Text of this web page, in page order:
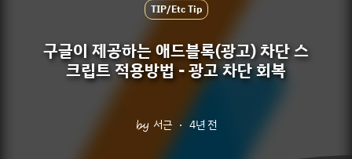
TIP/Etc Tip
구글이 제공하는 애드블록(광고) 차단 스
크립트 적용방법 - 광고 차단 회복
서근 4년 전